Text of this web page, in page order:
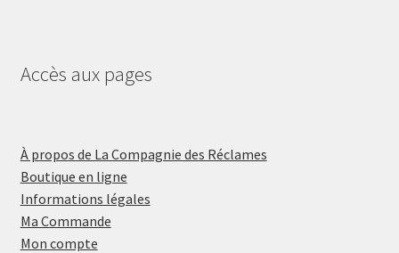
Accès aux pages
À propos de La Compagnie des Réclames
Boutique en ligne
Informations légales
Ma Commande
Mon compte